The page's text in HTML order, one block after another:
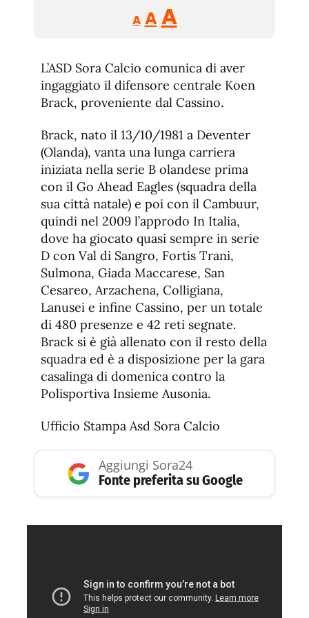
A
Reducir
tamaño
A Restablecer
fuente
AAumentar
de
fuente.
L’ASD Sora Calcio comunica di aver
ingaggiato il difensore centrale Koen
Brack, proveniente dal Cassino.
Brack, nato il 13/10/1981 a Deventer
(Olanda), vanta una lunga carriera
iniziata nella serie B olandese prima
con il Go Ahead Eagles (squadra della
sua città natale) e poi con il Cambuur,
quindi nel 2009 l’approdo In Italia,
dove ha giocato quasi sempre in serie
D con Val di Sangro, Fortis Trani,
Sulmona, Giada Maccarese, San
Cesareo, Arzachena, Colligiana,
Lanusei e infine Cassino, per un totale
di 480 presenze e 42 reti segnate.
Brack si è già allenato con il resto della
squadra ed è a disposizione per la gara
casalinga di domenica contro la
Polisportiva Insieme Ausonia.
Ufficio Stampa Asd Sora Calcio
Aggiungi Sora24
Fonte preferita su Google